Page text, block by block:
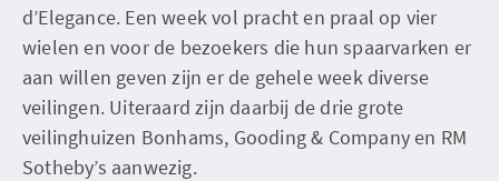
d’Elegance. Een week vol pracht en praal op vier
wielen en voor de bezoekers die hun spaarvarken er
aan willen geven zijn er de gehele week diverse
veilingen. Uiteraard zijn daarbij de drie grote
veilinghuizen Bonhams, Gooding & Company en RM
Sotheby’s aanwezig.